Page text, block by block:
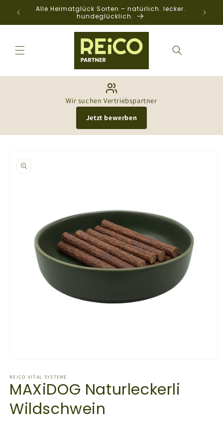
zum
Alle Heimatglück Sorten – natürlich. lecker.
hundeglücklich.
Wir suchen Vertriebspartner
Jetzt bewerben
in
Modal
öffnen
REICO VITAL SYSTEME
MAXiDOG Naturleckerli
Wildschwein